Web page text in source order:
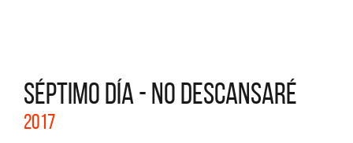
SÉPTIMO DÍA - NO DESCANSARÉ
2017